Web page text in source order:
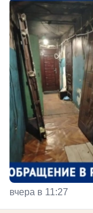
вчера в 11:27